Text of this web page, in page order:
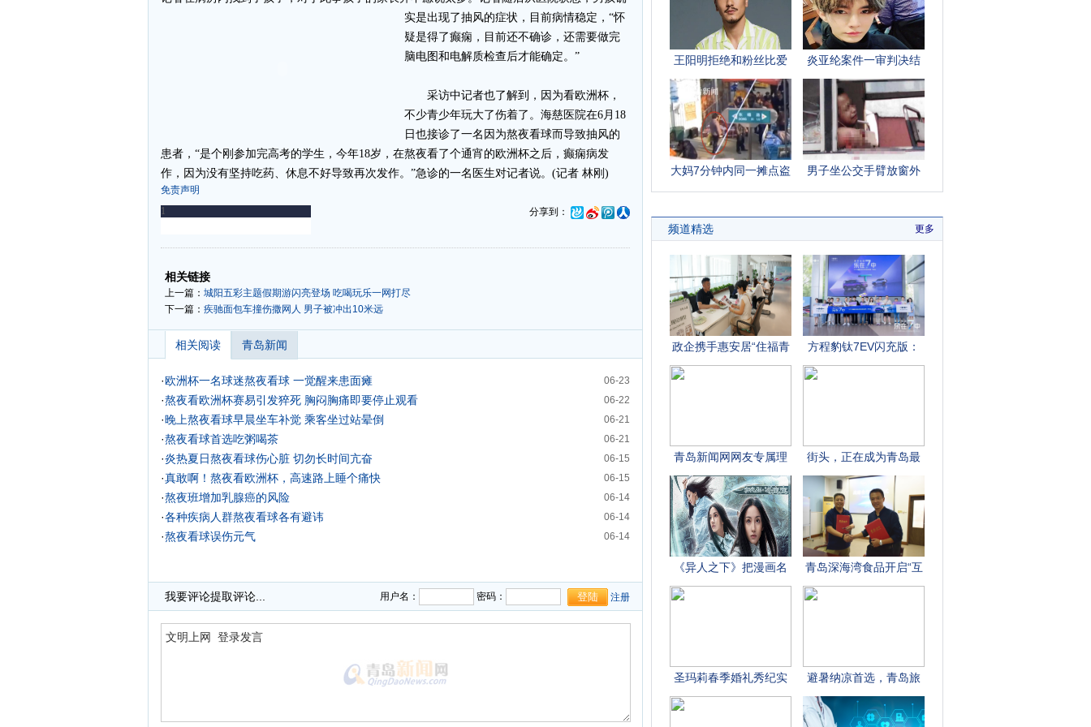
实是出现了抽风的症状，目前病情稳定，“怀
疑是得了癫痫，目前还不确诊，还需要做完
脑电图和电解质检查后才能确定。”
采访中记者也了解到，因为看欧洲杯，
不少青少年玩大了伤着了。海慈医院在6月18
日也接诊了一名因为熬夜看球而导致抽风的
患者，“是个刚参加完高考的学生，今年18岁，在熬夜看了个通宵的欧洲杯之后，癫痫病发
作，因为没有坚持吃药、休息不好导致再次发作。”急诊的一名医生对记者说。(记者 林刚)
免责声明
分享到：
-
相关链接
上一篇： 城阳五彩主题假期游闪亮登场 吃喝玩乐一网打尽
下一篇： 疾驰面包车撞伤撒网人 男子被冲出10米远
相关阅读 青岛新闻
06-23
·欧洲杯一名球迷熬夜看球 一觉醒来患面瘫
06-22
·熬夜看欧洲杯赛易引发猝死 胸闷胸痛即要停止观看
06-21
·晚上熬夜看球早晨坐车补觉 乘客坐过站晕倒
06-21
·熬夜看球首选吃粥喝茶
06-15
·炎热夏日熬夜看球伤心脏 切勿长时间亢奋
06-15
·真敢啊！熬夜看欧洲杯，高速路上睡个痛快
06-14
·熬夜班增加乳腺癌的风险
06-14
·各种疾病人群熬夜看球各有避讳
06-14
·熬夜看球误伤元气
我要评论提取评论... 用户名： 密码： 注册